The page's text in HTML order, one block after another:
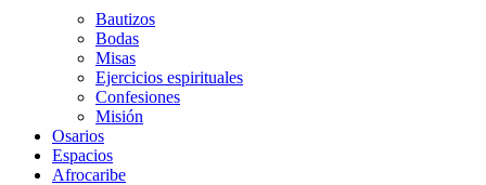
Bautizos
Bodas
Misas
Ejercicios espirituales
Confesiones
Misión
Osarios
Espacios
Afrocaribe